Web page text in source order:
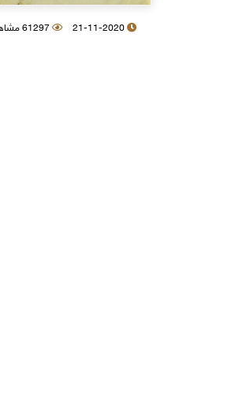
21-11-2020 61297 مشاهدة